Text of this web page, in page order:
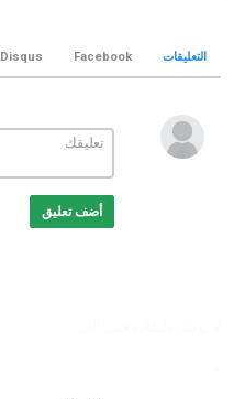
التصنيف
الكلمات الدلالية
Ginny Wedss Sunny 2
Wedss Sunny 2 مترجم
, فيلم Ginny Wedss Sunny 2 2026
Ginny Wedss Sunny 2 online
التعليقات Facebook
Disqus
أضف تعليق